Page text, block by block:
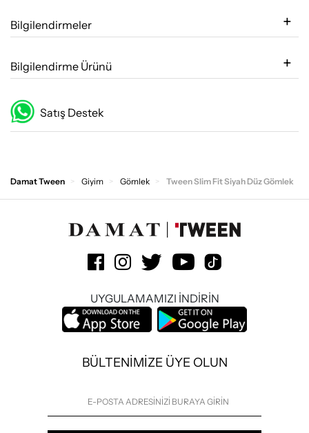
Bilgilendirmeler
Bilgilendirme Ürünü
Satış Destek
Damat Tween Giyim Gömlek Tween Slim Fit Siyah Düz Gömlek
UYGULAMAMIZI İNDİRİN
BÜLTENİMİZE ÜYE OLUN